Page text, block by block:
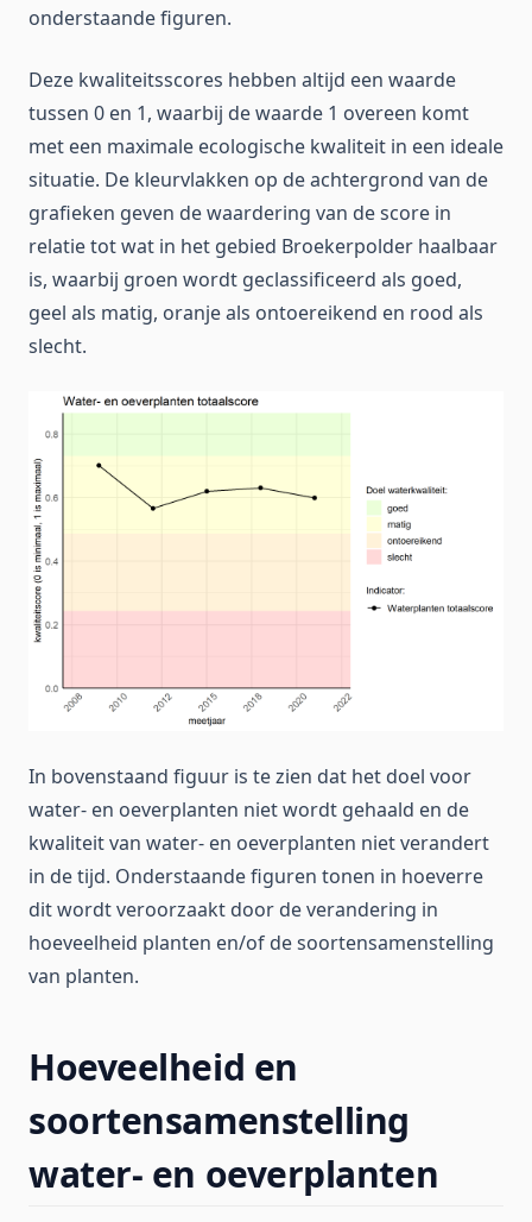
onderstaande figuren.
Deze kwaliteitsscores hebben altijd een waarde
tussen 0 en 1, waarbij de waarde 1 overeen komt
met een maximale ecologische kwaliteit in een ideale
situatie. De kleurvlakken op de achtergrond van de
grafieken geven de waardering van de score in
relatie tot wat in het gebied Broekerpolder haalbaar
is, waarbij groen wordt geclassificeerd als goed,
geel als matig, oranje als ontoereikend en rood als
slecht.
In bovenstaand figuur is te zien dat het doel voor
water- en oeverplanten niet wordt gehaald en de
kwaliteit van water- en oeverplanten niet verandert
in de tijd. Onderstaande figuren tonen in hoeverre
dit wordt veroorzaakt door de verandering in
hoeveelheid planten en/of de soortensamenstelling
van planten.
Hoeveelheid en
soortensamenstelling
water- en oeverplanten